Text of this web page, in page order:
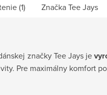
(1) ZnačkaTee Jays
značky Tee Jays je
Pre maximálny komfort